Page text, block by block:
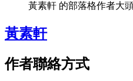
黃素軒 的部落格作者大
黃素軒
作者聯絡方式